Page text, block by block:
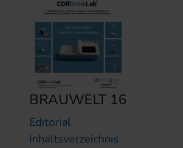
BRAUWELT 16
Editorial
Inhaltsverzeichnis